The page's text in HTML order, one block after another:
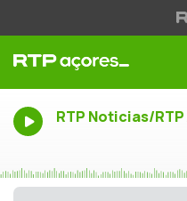
RTP Noticias/RTP